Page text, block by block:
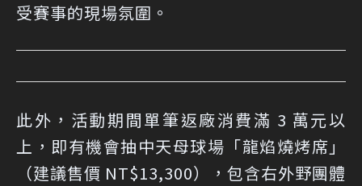
受賽事的現場氛圍。
此外，活動期間單筆返廠消費滿 3 萬元以
上，即有機會抽中天母球場「龍焰燒烤席」
（建議售價 NT$13,300），包含右外野團體